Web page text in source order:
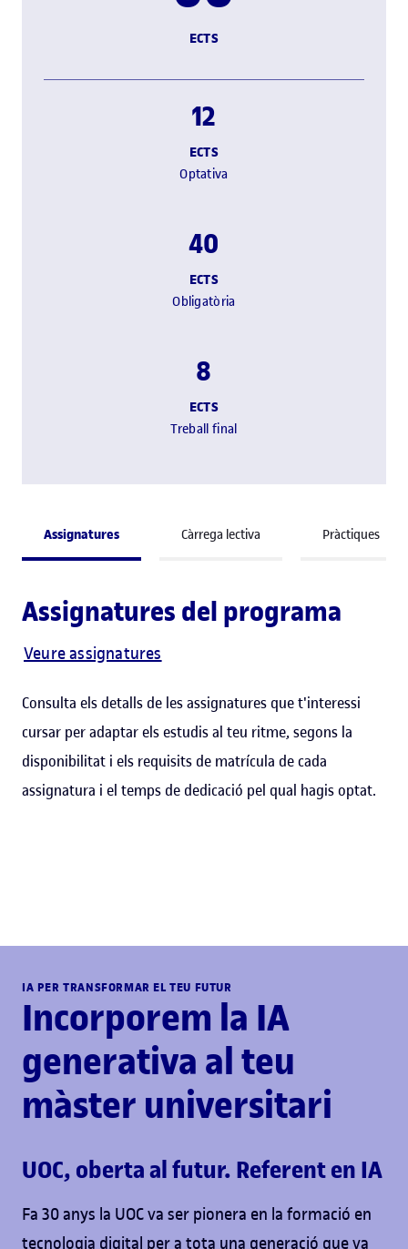
ECTS
12
ECTS
Optativa
40
ECTS
Obligatòria
8
ECTS
Treball final
Assignatures Càrrega lectiva Pràctiques
Assignatures del programa
Veure assignatures
Consulta els detalls de les assignatures que t'interessi
cursar per adaptar els estudis al teu ritme, segons la
disponibilitat i els requisits de matrícula de cada
assignatura i el temps de dedicació pel qual hagis optat.
IA PER TRANSFORMAR EL TEU FUTUR
Incorporem la IA
generativa al teu
màster universitari
UOC, oberta al futur. Referent en IA
Fa 30 anys la UOC va ser pionera en la formació en
tecnologia digital per a tota una generació que va